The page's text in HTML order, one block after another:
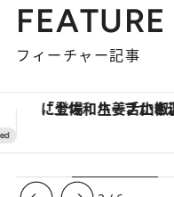
FEATURE
フィーチャー記事
【夏限定ディナーコース】旬を迎える稚鮎や花ズッキーニ